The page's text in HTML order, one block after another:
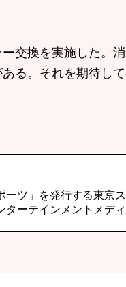
交換を実施した。
る。それを期待し
ーツ」を発行する東京
ターテインメントメデ